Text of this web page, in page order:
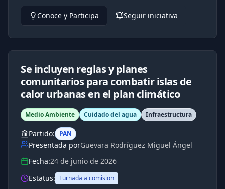
Conoce y Participa Seguir iniciativa
Se incluyen reglas y planes
comunitarios para combatir islas de
calor urbanas en el plan climático
Medio Ambiente Cuidado del agua Infraestructura
Partido: PAN
Presentada porGuevara Rodríguez Miguel Ángel
Fecha:24 de junio de 2026
Estatus: Turnada a comision